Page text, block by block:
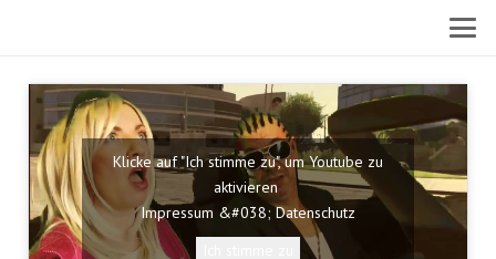
Klicke auf "Ich stimme zu", um Youtube zu
aktivieren
Impressum &#038; Datenschutz